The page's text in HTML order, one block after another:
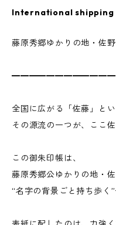
International shipping
藤原秀郷ゆかりの地・佐野
全国に広がる「佐藤」とい
その源流の一つが、ここ
この御朱印帳は、
藤原秀郷公ゆかりの地・
“名字の背景ごと持ち歩く”